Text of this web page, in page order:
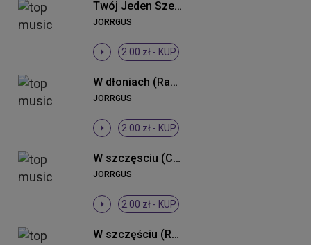
Twój Jeden Szept
JORRGUS
2.00 zł - KUP
W dłoniach (Radio Edit)
JORRGUS
2.00 zł - KUP
W szczęsciu (Crump Remix Radio)
JORRGUS
2.00 zł - KUP
W szczęściu (Radio Edit)